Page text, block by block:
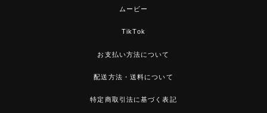
ムービー
TikTok
お支払い方法について
配送方法・送料について
特定商取引法に基づく表記